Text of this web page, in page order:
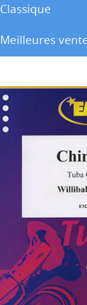
Classique
Meilleures